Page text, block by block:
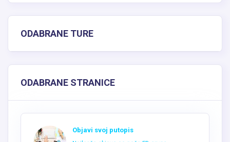
ODABRANE TURE
ODABRANE STRANICE
Objavi svoj putopis